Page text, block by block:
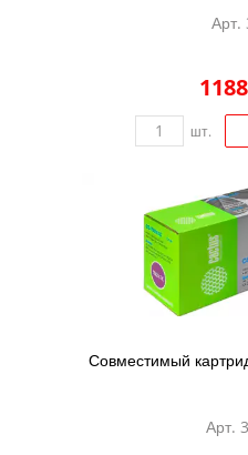
Арт.
1188
шт.
Совместимый
Арт.